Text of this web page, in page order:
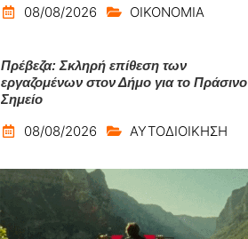
08/08/2026 ΟΙΚΟΝΟΜΙΑ
Πρέβεζα: Σκληρή επίθεση των
εργαζομένων στον Δήμο για το Πράσινο
Σημείο
08/08/2026 ΑΥΤΟΔΙΟΙΚΗΣΗ